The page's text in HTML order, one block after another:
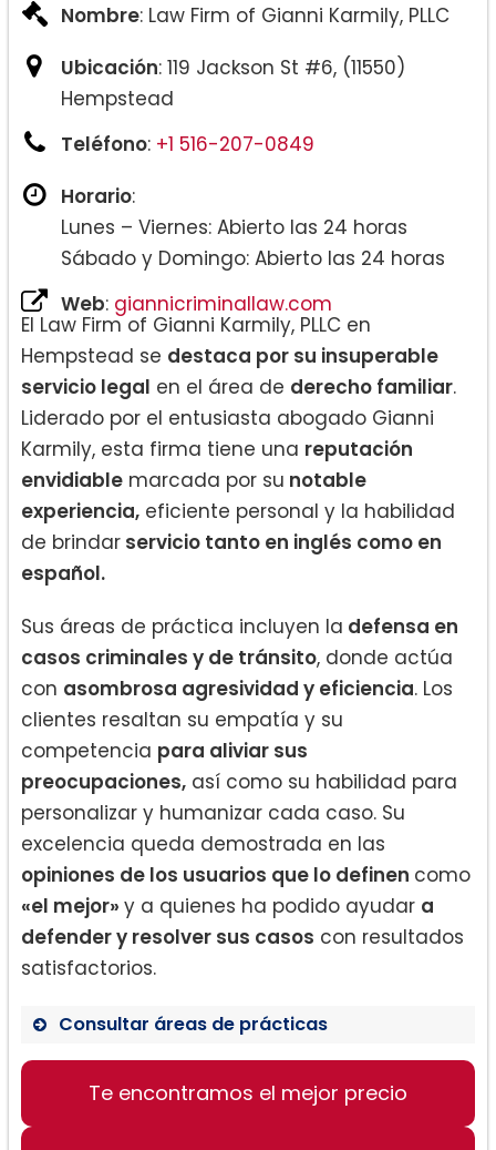
Nombre: Law Firm of Gianni Karmily, PLLC
Ubicación: 119 Jackson St #6, (11550)
Hempstead
Teléfono: +1 516-207-0849
Horario:
Lunes – Viernes: Abierto las 24 horas
Sábado y Domingo: Abierto las 24 horas
Web: giannicriminallaw.com
El Law Firm of Gianni Karmily, PLLC en
Hempstead se destaca por su insuperable
servicio legal en el área de derecho familiar.
Liderado por el entusiasta abogado Gianni
Karmily, esta firma tiene una reputación
envidiable marcada por su notable
experiencia, eficiente personal y la habilidad
de brindar servicio tanto en inglés como en
español.
Sus áreas de práctica incluyen la defensa en
casos criminales y de tránsito, donde actúa
con asombrosa agresividad y eficiencia. Los
clientes resaltan su empatía y su
competencia para aliviar sus
preocupaciones, así como su habilidad para
personalizar y humanizar cada caso. Su
excelencia queda demostrada en las
opiniones de los usuarios que lo definen como
«el mejor» y a quienes ha podido ayudar a
defender y resolver sus casos con resultados
satisfactorios.
Consultar áreas de prácticas
Derecho de familia
Te encontramos el mejor precio